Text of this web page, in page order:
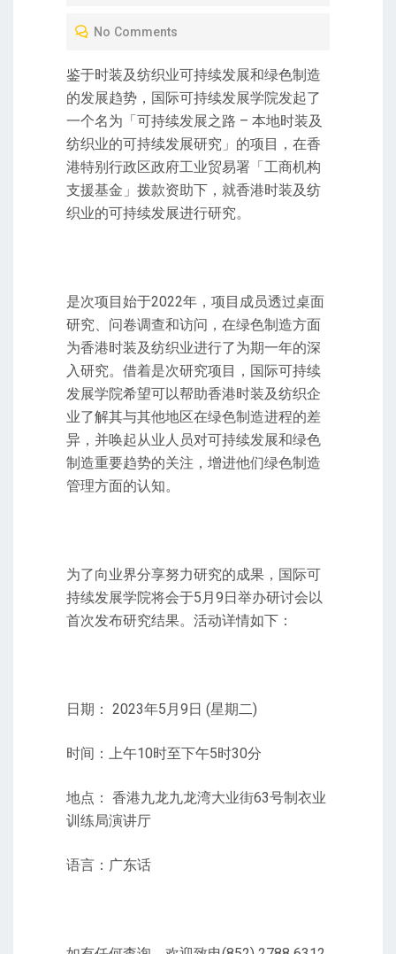
D
O
N
No Comments
鉴于时装及纺织业可持续发展和绿色制造
的发展趋势，国际可持续发展学院发起了
一个名为「可持续发展之路 – 本地时装及
纺织业的可持续发展研究」的项目，在香
港特别行政区政府工业贸易署「工商机构
支援基金」拨款资助下，就香港时装及纺
织业的可持续发展进行研究。
是次项目始于2022年，项目成员透过桌面
研究、问卷调查和访问，在绿色制造方面
为香港时装及纺织业进行了为期一年的深
入研究。借着是次研究项目，国际可持续
发展学院希望可以帮助香港时装及纺织企
业了解其与其他地区在绿色制造进程的差
异，并唤起从业人员对可持续发展和绿色
制造重要趋势的关注，增进他们绿色制造
管理方面的认知。
为了向业界分享努力研究的成果，国际可
持续发展学院将会于5月9日举办研讨会以
首次发布研究结果。活动详情如下：
日期： 2023年5月9日 (星期二)
时间：上午10时至下午5时30分
地点： 香港九龙九龙湾大业街63号制衣业
训练局演讲厅
语言：广东话